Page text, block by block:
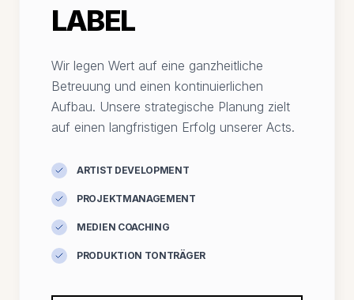
LABEL
Wir legen Wert auf eine ganzheitliche
Betreuung und einen kontinuierlichen
Aufbau. Unsere strategische Planung zielt
auf einen langfristigen Erfolg unserer Acts.
ARTIST DEVELOPMENT
PROJEKTMANAGEMENT
MEDIEN COACHING
PRODUKTION TONTRÄGER